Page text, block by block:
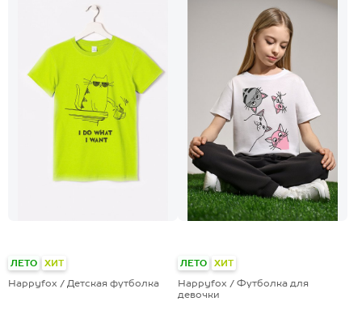
ЛЕТО ХИТ
Happyfox / Детская футболка
ЛЕТО ХИТ
Happyfox / Футболка для
девочки